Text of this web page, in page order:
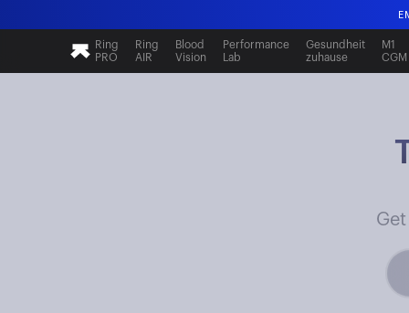
Ring
PRO
Ring
AIR
Blood
Vision
Performance
Lab
Gesundheit
zuhause
M1
CGM